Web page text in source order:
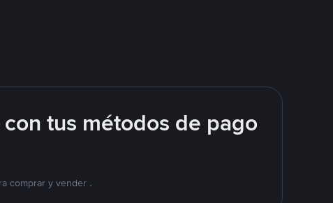
tus métodos de pago
comprar y vender .